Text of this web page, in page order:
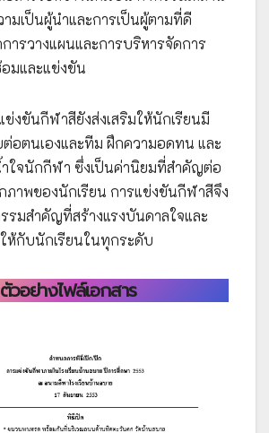
มเป็นผู้นำและการเป็นผู้ตามที่ดี
ารวางแผนและการบริหารจัดการ
มและแข่งขัน
งขันกีฬาสียังส่งเสริมให้นักเรียนมี
อตนเองและทีม ฝึกความอดทน และ
ใจนักกีฬา ซึ่งเป็นค่านิยมที่สำคัญต่อ
าพของนักเรียน การแข่งขันกีฬาสีจึง
รมสำคัญที่สร้างแรงบันดาลใจและ
ห้กับนักเรียนในทุกระดับ
ตัวอย่างไฟล์เอกสาร